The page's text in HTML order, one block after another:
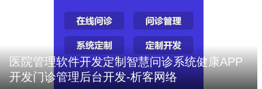
医院管理软件开发定制智慧问诊系统健康APP
开发门诊管理后台开发-析客网络